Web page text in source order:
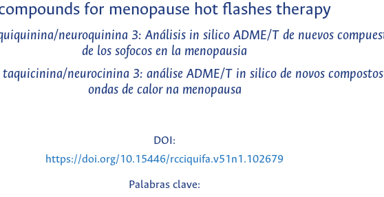
for menopause hot flashes therapy
neuroquinina 3: Análisis in silico ADME/T de nuevos
de los sofocos en la menopausia
neurocinina 3: análise ADME/T in silico de novos
ondas de calor na menopausa
DOI:
https://doi.org/10.15446/rcciquifa.v51n1.102679
Palabras clave: